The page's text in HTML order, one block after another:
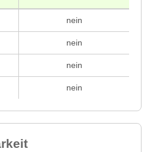
nein
nein
nein
nein